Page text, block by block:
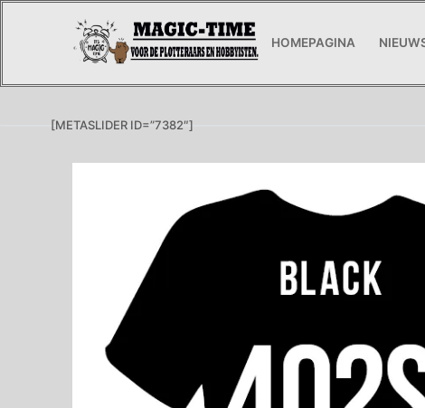
HOMEPAGINA
[METASLIDER ID=”7382″]